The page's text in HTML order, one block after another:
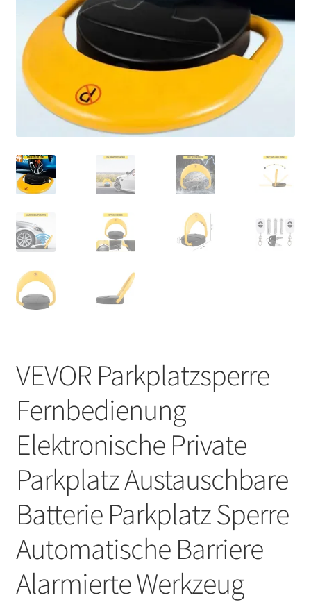
VEVOR Parkplatzsperre
Fernbedienung
Elektronische Private
Parkplatz Austauschbare
Batterie Parkplatz Sperre
Automatische Barriere
Alarmierte Werkzeug